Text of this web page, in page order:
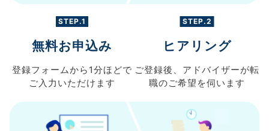
STEP.1
無料お申込み
登録フォームから 1分ほどで
ご入力 いただけます
STEP.2
ヒアリング
ご登録後、 アドバイザーが転
職のご希望を伺います